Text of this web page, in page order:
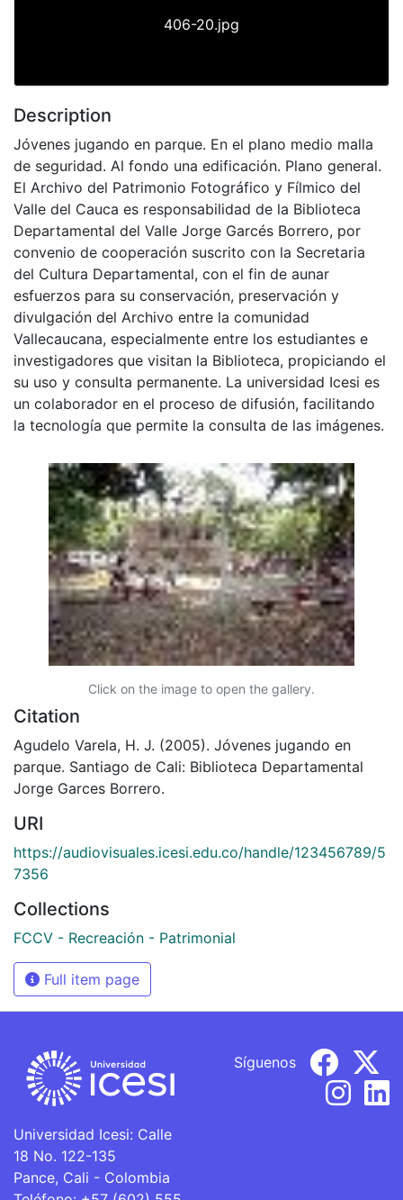
406-20.jpg
Description
Jóvenes jugando en parque. En el plano medio malla
de seguridad. Al fondo una edificación. Plano general.
El Archivo del Patrimonio Fotográfico y Fílmico del
Valle del Cauca es responsabilidad de la Biblioteca
Departamental del Valle Jorge Garcés Borrero, por
convenio de cooperación suscrito con la Secretaria
del Cultura Departamental, con el fin de aunar
esfuerzos para su conservación, preservación y
divulgación del Archivo entre la comunidad
Vallecaucana, especialmente entre los estudiantes e
investigadores que visitan la Biblioteca, propiciando el
su uso y consulta permanente. La universidad Icesi es
un colaborador en el proceso de difusión, facilitando
la tecnología que permite la consulta de las imágenes.
Click on the image to open the gallery.
Citation
Agudelo Varela, H. J. (2005). Jóvenes jugando en
parque. Santiago de Cali: Biblioteca Departamental
Jorge Garces Borrero.
URI
https://audiovisuales.icesi.edu.co/handle/123456789/5
7356
Collections
FCCV - Recreación - Patrimonial
Full item page
Universidad Icesi: Calle
18 No. 122-135
Pance, Cali - Colombia
Síguenos